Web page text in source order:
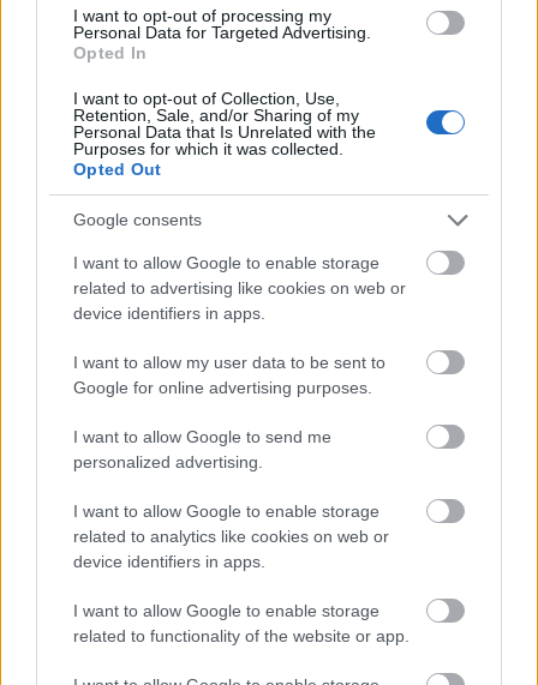
I want to opt-out of processing my
Personal Data for Targeted Advertising.
Opted In
I want to opt-out of Collection, Use,
Retention, Sale, and/or Sharing of my
Personal Data that Is Unrelated with the
Purposes for which it was collected.
Opted Out
Google consents
I want to allow Google to enable storage
related to advertising like cookies on web or
device identifiers in apps.
I want to allow my user data to be sent to
Google for online advertising purposes.
I want to allow Google to send me
personalized advertising.
I want to allow Google to enable storage
related to analytics like cookies on web or
device identifiers in apps.
I want to allow Google to enable storage
related to functionality of the website or app.
főesélyes. A négyszeres győztes francia legnagyobb
ellenfele, Marc Coma–akivel 2005 óta felváltva
nyerik a Dakarokat
venni a versenyen, így a szokottnál könnyebb dolga
lesz a tapasztalt KTM-esnek. Ellenfelekre talán
Francisco Lopezben, Jordi Viladoms-ban, David
Casteu-ben, Pal Anders Ullevalsaterben és Alain
Duclos-ban talál.
Quadok
Ez lesz az ötödik Dakar, ahol a quadokat külön
kategóriában értékelik. Az eddigi négy versenyből
hármat a Patronelli-testvérpár nyert, akik közül a
mezőny talán a legkiszámíthatatlanabb, így kár is
tippelni az eredményekről.